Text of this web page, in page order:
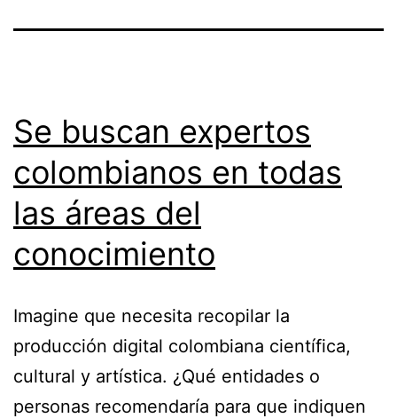
Se buscan expertos
colombianos en todas
las áreas del
conocimiento
Imagine que necesita recopilar la
producción digital colombiana científica,
cultural y artística. ¿Qué entidades o
personas recomendaría para que indiquen